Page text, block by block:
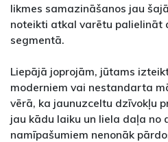
likmes samazināšanos jau
noteikti atkal varētu palielināt
segmentā.
Liepājā joprojām, jūtams
moderniem vai nestandarta
vērā, ka jaunuzceltu dzīvokļu
jau kādu laiku un liela daļa no
namīpašumiem nenonāk